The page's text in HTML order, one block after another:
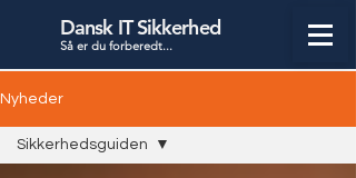
Dansk IT Sikkerhed
Så er du forberedt...
Nyheder
Sikkerhedsguiden